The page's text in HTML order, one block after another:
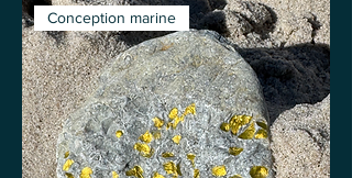
Conception marine